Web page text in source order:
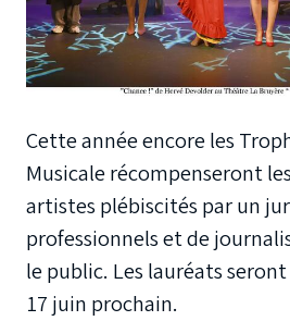
Cette année encore les
Musicale récompenseront
artistes plébiscités par un
professionnels et de
le public. Les lauréats
17 juin prochain.